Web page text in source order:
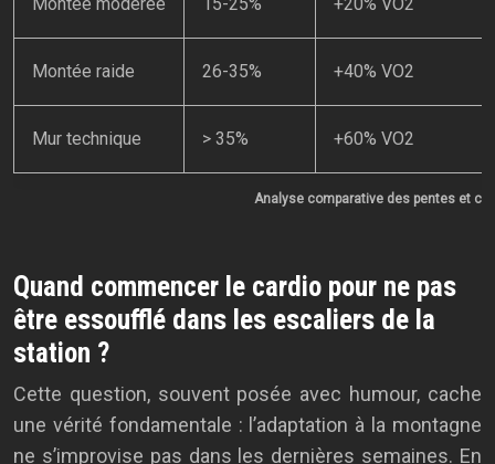
Analyse comparative des pentes et
Montée raide 26-35% +40% VO2
Mur technique > 35% +60% VO2
Quand commencer le cardio pour ne pas
être essoufflé dans les escaliers de la
station ?
Cette question, souvent posée avec humour, cache
une vérité fondamentale : l’adaptation à la montagne
ne s’improvise pas dans les dernières semaines. En